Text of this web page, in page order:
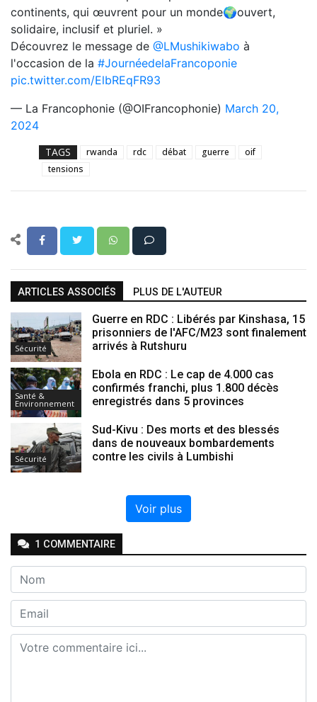
continents, qui œuvrent pour un monde🌍ouvert,
solidaire, inclusif et pluriel. »
Découvrez le message de @LMushikiwabo à
l'occasion de la #JournéedelaFrancoponie
pic.twitter.com/ElbREqFR93
— La Francophonie (@OIFrancophonie) March 20,
2024
TAGS rwanda rdc débat guerre
oif
tensions
ARTICLES ASSOCIÉS PLUS DE L'AUTEUR
Sécurité
Guerre en RDC : Libérés par Kinshasa, 15
prisonniers de l'AFC/M23 sont finalement
arrivés à Rutshuru
Santé &
Environnement
Ebola en RDC : Le cap de 4.000 cas
confirmés franchi, plus 1.800 décès
enregistrés dans 5 provinces
Sécurité
Sud-Kivu : Des morts et des blessés
dans de nouveaux bombardements
contre les civils à Lumbishi
Voir plus
1 COMMENTAIRE